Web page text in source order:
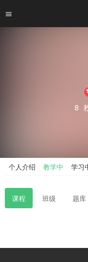
8
个人介绍 教学中 学习
课程 班级 题库